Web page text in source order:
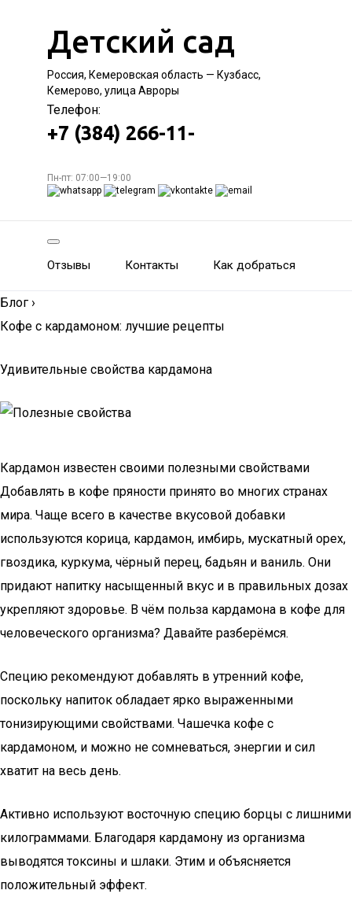
Детский сад
Россия, Кемеровская область — Кузбасс,
Кемерово, улица Авроры
Телефон:
+7 (384) 266-11-
Пн-пт: 07:00—19:00
Отзывы Контакты Как добраться
Блог ›
Кофе с кардамоном: лучшие рецепты
Удивительные свойства кардамона
Кардамон известен своими полезными свойствами
Добавлять в кофе пряности принято во многих странах
мира. Чаще всего в качестве вкусовой добавки
используются корица, кардамон, имбирь, мускатный орех,
гвоздика, куркума, чёрный перец, бадьян и ваниль. Они
придают напитку насыщенный вкус и в правильных дозах
укрепляют здоровье. В чём польза кардамона в кофе для
человеческого организма? Давайте разберёмся.
Специю рекомендуют добавлять в утренний кофе,
поскольку напиток обладает ярко выраженными
тонизирующими свойствами. Чашечка кофе с
кардамоном, и можно не сомневаться, энергии и сил
хватит на весь день.
Активно используют восточную специю борцы с лишними
килограммами. Благодаря кардамону из организма
выводятся токсины и шлаки. Этим и объясняется
положительный эффект.